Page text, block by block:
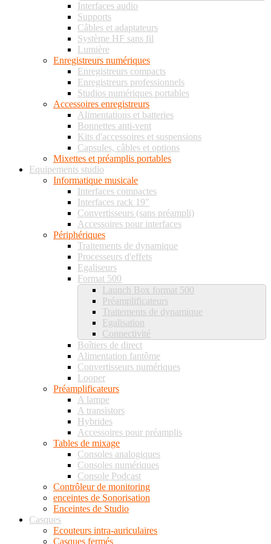
Interfaces audio
Supports
Câbles et adaptateurs
Système HF sans fil
Lumière
Enregistreurs numériques
Enregistreurs compacts
Enregistreurs professionnels
Studios numériques portables
Accessoires enregistreurs
Alimentations et batteries
Bonnettes anti-vent
Kits d'accessoires et suspensions
Capsules, câbles et options
Mixettes et préamplis portables
Equipements studio
Informatique musicale
Interfaces compactes
Interfaces rack 19"
Convertisseurs (sans préampli)
Accessoires pour interfaces
Périphériques
Traitements de dynamique
Processeurs d'effets
Egaliseurs
Format 500
Launch Box format 500
Préamplificateurs
Traitements de dynamique
Egalisation
Connectivité
Boîtiers de direct
Alimentation fantôme
Convertisseurs numériques
Looper
Préamplificateurs
A lampe
A transistors
Hybrides
Accessoires pour préamplis
Tables de mixage
Consoles analogiques
Consoles numériques
Console Podcast
Contrôleur de monitoring
enceintes de Sonorisation
Enceintes de Studio
Casques
Ecouteurs intra-auriculaires
Casques fermés